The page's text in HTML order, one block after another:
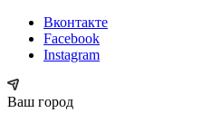
Вконтакте
Facebook
Instagram
Ваш город